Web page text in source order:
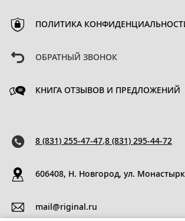
ПОЛИТИКА
ОБРАТНЫЙ ЗВОНОК
КНИГА ОТЗЫВОВ И ПРЕДЛОЖЕНИЙ
8 (831) 255-47-47,8 (831) 295-44-72
606408, Н. Новгород, ул.
mail@riginal.ru